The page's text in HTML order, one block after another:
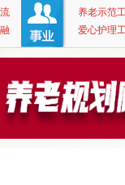
养老示范
爱心护理